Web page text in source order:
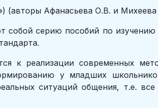
(авторы Афанасьева О.В. и
серию пособий по изучению
к реализации современных
у младших
ситуаций общения, т.е.